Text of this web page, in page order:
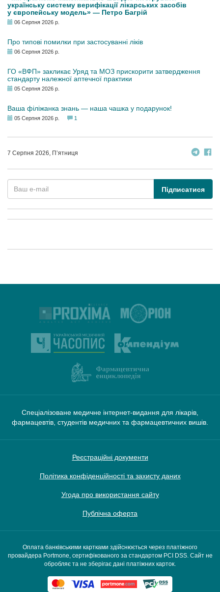
українську систему верифікації лікарських засобів
у європейську модель» — Петро Багрій
06 Серпня 2026 р.
Про типові помилки при застосуванні ліків
06 Серпня 2026 р.
ГО «ВФП» закликає Уряд та МОЗ прискорити затвердження
стандарту належної аптечної практики
05 Серпня 2026 р.
Ваша філіжанка знань — наша чашка у подарунок!
05 Серпня 2026 р. 1
7 Серпня 2026, П’ятниця
Підписатися
Спеціалізоване медичне інтернет-видання для лікарів,
фармацевтів, студентів медичних та фармацевтичних вишів.
Реєстраційні документи
Політика конфіденційності та захисту даних
Угода про використання сайту
Публічна оферта
Оплата банківськими картками здійснюється через платіжного
провайдера Portmone, сертифікованого за стандартом PCI DSS. Сайт не
обробляє та не зберігає дані платіжних карток.